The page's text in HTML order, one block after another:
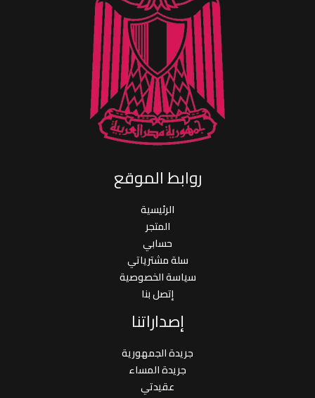
روابط الموقع
الرئيسية
المتجر
حسابي
سلة مشترياتي
سياسة الخصوصية
إتصل بنا
إصداراتنا
جريدة الجمهورية
جريدة المساء
عقيدتي